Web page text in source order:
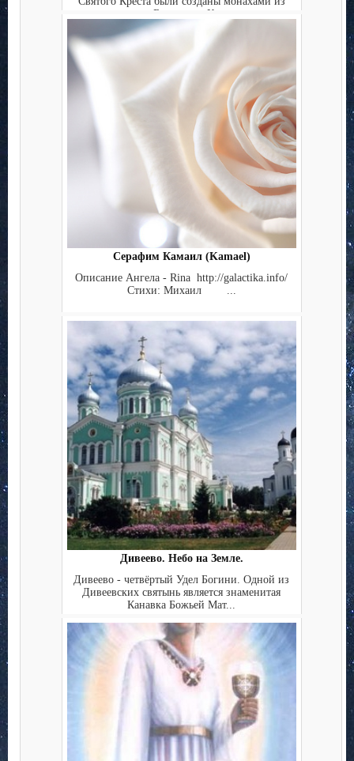
ордена Босоногих Карме...
Серафим Камаил (Kamael)
Описание Ангела - Rina http://galactika.info/
Стихи: Михаил ...
Дивеево. Небо на Земле.
Дивеево - четвёртый Удел Богини. Одной из
Дивеевских святынь является знаменитая
Канавка Божьей Мат...